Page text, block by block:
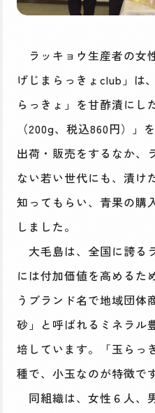
ラッキョウ生産者の女
げじまらっきょclub」は
らっきょ」を甘酢漬にし
（200g、税込860円）」
出荷・販売をするなか、
ない若い世代にも、漬け
知ってもらい、青果の購
しました。
大毛島は、全国に誇る
には付加価値を高めるた
うブランド名で地域団体
砂」と呼ばれるミネラル
培しています。「玉らっ
種で、小玉なのが特徴で
同組織は、女性６人、